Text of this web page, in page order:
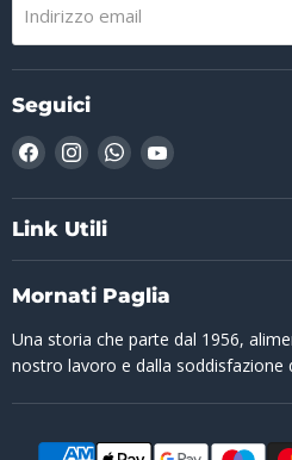
Indirizzo email
Seguici
Trovaci
Facebook
Trovaci
Instagram
Trovaci
WhatsApp
Trovaci
YouTube
Link Utili
Mornati Paglia
Una storia che parte dal 1956,
nostro lavoro e dalla soddisfazione